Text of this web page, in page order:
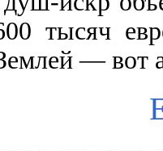
тысяч
— вот